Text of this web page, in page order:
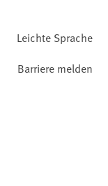
Leichte Sprache
Barriere melden